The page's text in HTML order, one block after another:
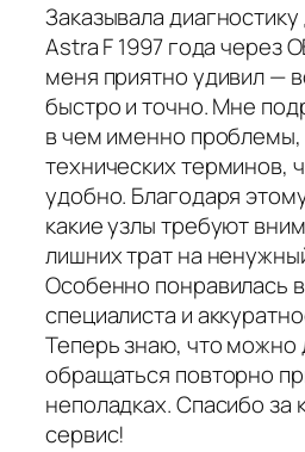
Заказывала
Astra F 1997 года через
меня приятно удивил —
быстро и точно. Мне
в чем именно
технических терминов,
удобно. Благодаря
какие узлы требуют
лишних трат на
Особенно понравилась
специалиста и
Теперь знаю, что можно
обращаться повторно
неполадках. Спасибо за
сервис!